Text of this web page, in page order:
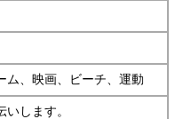
ム、映画、ビーチ、運動
します。